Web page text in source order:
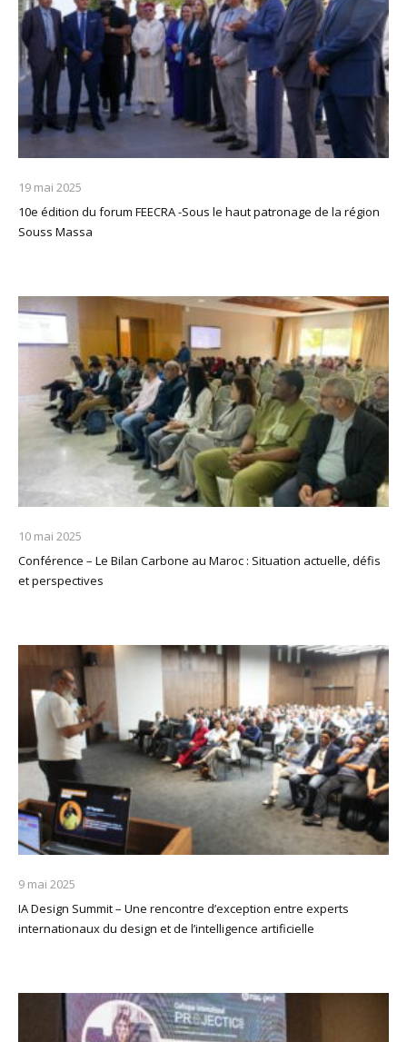
19 mai 2025
10e édition du forum FEECRA -Sous le haut patronage de la région
Souss Massa
10 mai 2025
Conférence – Le Bilan Carbone au Maroc : Situation actuelle, défis
et perspectives
9 mai 2025
IA Design Summit – Une rencontre d’exception entre experts
internationaux du design et de l’intelligence artificielle